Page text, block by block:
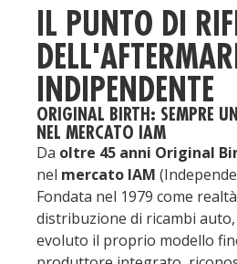
IL PUNTO DI
INDIPENDENTE
ORIGINAL BIRTH: SEMPRE
NEL MERCATO IAM
Da oltre 45 anni Original
nel mercato IAM
Fondata nel 1979 come
distribuzione di ricambi auto,
evoluto il proprio modello